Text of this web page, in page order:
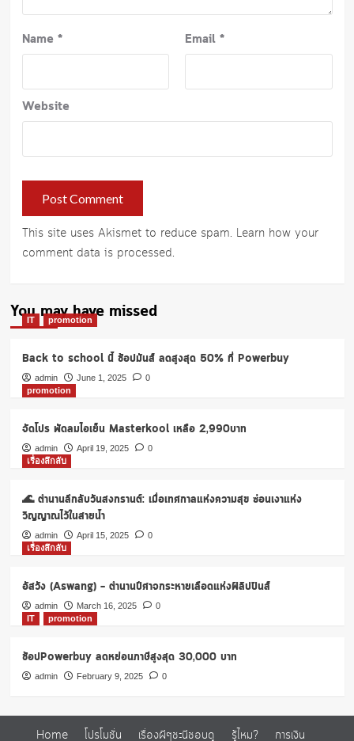
Name * Email *
Website
This site uses Akismet to reduce spam. Learn how your
comment data is processed.
You may have missed
IT promotion
Back to school นี้ ช้อปมันส์ ลดสูงสุด 50% ที่ Powerbuy
admin June 1, 2025
0
promotion
จัดโปร พัดลมไอเย็น Masterkool เหลือ 2,990บาท
admin April 19, 2025
0
เรื่องลึกลับ
🌊 ตำนานลึกลับวันสงกรานต์: เมื่อเทศกาลแห่งความสุข ซ่อนเงาแห่ง
วิญญาณไว้ในสายน้ำ
admin April 15, 2025
0
เรื่องลึกลับ
อัสวัง (Aswang) – ตำนานปีศาจกระหายเลือดแห่งฟิลิปปินส์
admin March 16, 2025
0
IT
promotion
ช้อปPowerbuy ลดหย่อนภาษีสูงสุด 30,000 บาท
admin February 9, 2025 0
Home โปรโมชั่น เรื่องผีๆชะนีชอบดู รู้ไหม? การเงิน